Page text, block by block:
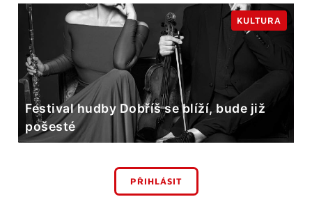
Festival hudby Dobříš se blíží, bude již
pošesté
KULTURA
PŘIHLÁSIT